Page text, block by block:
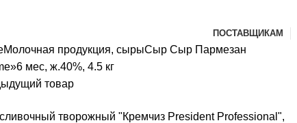
ПОСТАВЩИКАМ
Молочная продукция, сырыСырСыр Пармезан
мес, ж.40%, 4.5 кг
товар
творожный "Кремчиз President Professional",